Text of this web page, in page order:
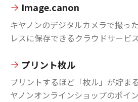
Image.canon
キヤノンのデジタルカメラで撮っ
レスに保存できるクラウドサービス
プリント枚ル
プリントするほど「枚ル」が貯ま
ヤノンオンラインショップのポイン